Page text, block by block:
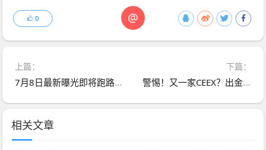
@
0
上篇：
7月8日最新曝光即将跑路或崩盘的骗局：富域智赢（富域星云），维尔利，海通慧智，吉富基金有你参与的吗？欢迎留言讨论
下篇：
警惕！又一家CEEX？出金路上全是＂拦路费＂
相关文章